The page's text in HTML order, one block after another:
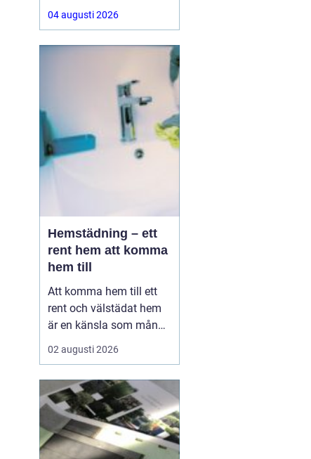
Linköping utsätts taken
för stora
börjar åldras kan små
skador snabbt växa till
dyra fuktproblem. Att
anlita en erfaren
04 augusti 2026
Hemstädning – ett
rent hem att komma
hem till
Att komma hem till ett
rent och välstädat hem
är en känsla som många
värdesätter högt. I en
hektisk storstadsmiljö
dock vara svårt att få
tiden att räcka till fö...
02 augusti 2026